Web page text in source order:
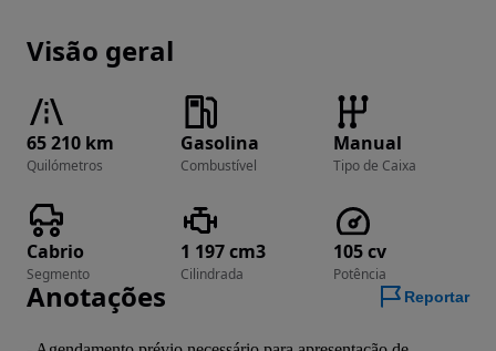
Visão geral
65 210 km
Quilómetros
Gasolina
Combustível
Manual
Tipo de Caixa
Cabrio
Segmento
1 197 cm3
Cilindrada
105 cv
Potência
Anotações Reportar